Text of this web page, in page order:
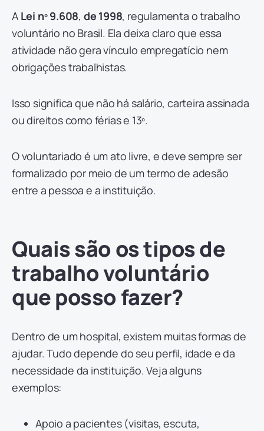
A Lei nº 9.608, de 1998, regulamenta o trabalho
voluntário no Brasil. Ela deixa claro que essa
atividade não gera vínculo empregatício nem
obrigações trabalhistas.
Isso significa que não há salário, carteira assinada
ou direitos como férias e 13º.
O voluntariado é um ato livre, e deve sempre ser
formalizado por meio de um termo de adesão
entre a pessoa e a instituição.
Quais são os tipos de
trabalho voluntário
que posso fazer?
Dentro de um hospital, existem muitas formas de
ajudar. Tudo depende do seu perfil, idade e da
necessidade da instituição. Veja alguns
exemplos:
Apoio a pacientes (visitas, escuta,